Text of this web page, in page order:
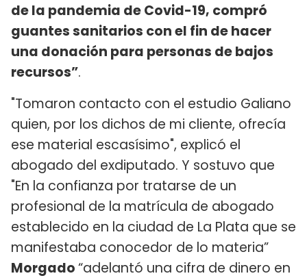
de la pandemia de Covid-19, compró
guantes sanitarios con el fin de hacer
una donación para personas de bajos
recursos”.
"Tomaron contacto con el estudio Galiano
quien, por los dichos de mi cliente, ofrecía
ese material escasísimo", explicó el
abogado del exdiputado. Y sostuvo que
"En la confianza por tratarse de un
profesional de la matrícula de abogado
establecido en la ciudad de La Plata que se
manifestaba conocedor de lo materia”
Morgado“adelantó una cifra de dinero en